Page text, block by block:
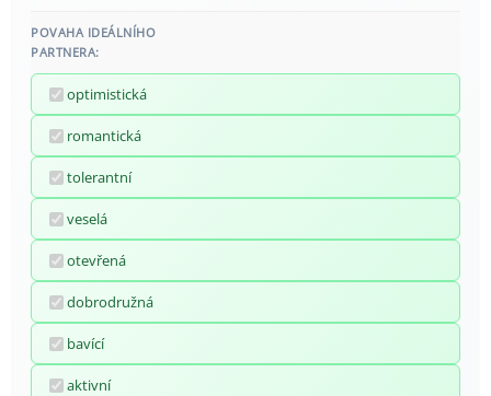
POVAHA IDEÁLNÍHO
PARTNERA:
optimistická
romantická
tolerantní
veselá
otevřená
dobrodružná
bavící
aktivní